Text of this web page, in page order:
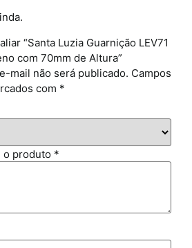
“Santa Luzia Guarnição LEV71
com 70mm de Altura”
mail não será publicado. Campos
com *
o produto *